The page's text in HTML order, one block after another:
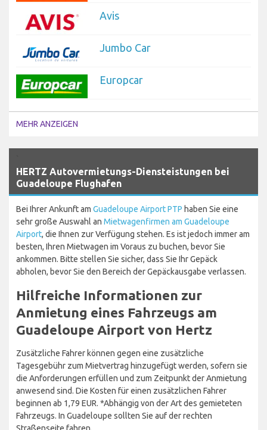
Avis
Jumbo Car
Europcar
MEHR ANZEIGEN
HERTZ Autovermietungs-Diensteistungen bei
Guadeloupe Flughafen
Bei Ihrer Ankunft am Guadeloupe Airport PTP haben Sie eine
sehr große Auswahl an Mietwagenfirmen am Guadeloupe
Airport, die Ihnen zur Verfügung stehen. Es ist jedoch immer am
besten, Ihren Mietwagen im Voraus zu buchen, bevor Sie
ankommen. Bitte stellen Sie sicher, dass Sie Ihr Gepäck
abholen, bevor Sie den Bereich der Gepäckausgabe verlassen.
Hilfreiche Informationen zur
Anmietung eines Fahrzeugs am
Guadeloupe Airport von Hertz
Zusätzliche Fahrer können gegen eine zusätzliche
Tagesgebühr zum Mietvertrag hinzugefügt werden, sofern sie
die Anforderungen erfüllen und zum Zeitpunkt der Anmietung
anwesend sind. Die Kosten für einen zusätzlichen Fahrer
beginnen ab 1,79 EUR. *Abhängig von der Art des gemieteten
Fahrzeugs. In Guadeloupe sollten Sie auf der rechten
Straßenseite fahren.